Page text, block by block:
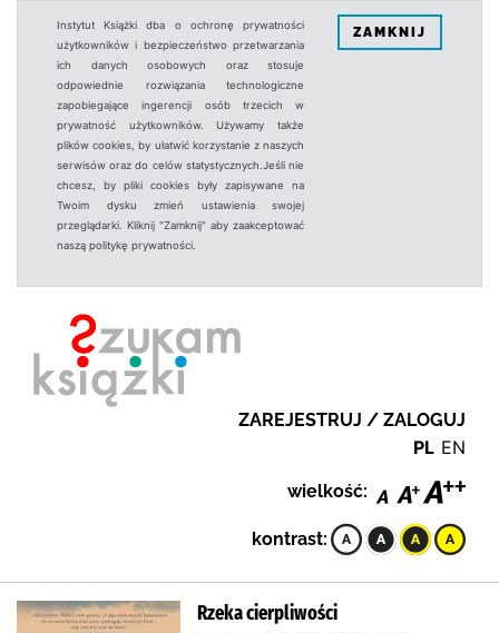
Instytut Książki dba o ochronę prywatności
użytkowników i bezpieczeństwo przetwarzania
ich danych osobowych oraz stosuje
odpowiednie rozwiązania technologiczne
zapobiegające ingerencji osób trzecich w
prywatność użytkowników. Używamy także
plików cookies, by ułatwić korzystanie z naszych
serwisów oraz do celów statystycznych.Jeśli nie
chcesz, by pliki cookies były zapisywane na
Twoim dysku zmień ustawienia swojej
przeglądarki. Kliknij "Zamknij" aby zaakceptować
naszą politykę prywatności.
ZAMKNIJ
ZAREJESTRUJ / ZALOGUJ
PL EN
wielkość:
kontrast:
Rzeka cierpliwości